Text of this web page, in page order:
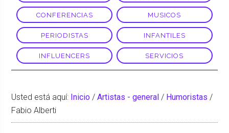
CONFERENCIAS MUSICOS
PERIODISTAS INFANTILES
INFLUENCERS SERVICIOS
Usted está aquí: Inicio / Artistas - general / Humoristas /
Fabio Alberti